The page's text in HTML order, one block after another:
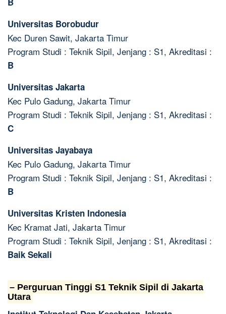
Universitas Borobudur
Kec Duren Sawit, Jakarta Timur
Program Studi : Teknik Sipil, Jenjang : S1, Akreditasi :
B
Universitas Jakarta
Kec Pulo Gadung, Jakarta Timur
Program Studi : Teknik Sipil, Jenjang : S1, Akreditasi :
C
Universitas Jayabaya
Kec Pulo Gadung, Jakarta Timur
Program Studi : Teknik Sipil, Jenjang : S1, Akreditasi :
B
Universitas Kristen Indonesia
Kec Kramat Jati, Jakarta Timur
Program Studi : Teknik Sipil, Jenjang : S1, Akreditasi :
Baik Sekali
– Perguruan Tinggi S1 Teknik Sipil di Jakarta
Utara